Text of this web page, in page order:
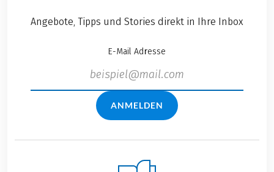
Angebote, Tipps und Stories direkt in Ihre Inbox
E-Mail Adresse
ANMELDEN